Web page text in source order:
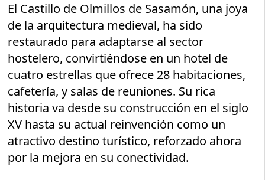
El Castillo de Olmillos de Sasamón, una joya
de la arquitectura medieval, ha sido
restaurado para adaptarse al sector
hostelero, convirtiéndose en un hotel de
cuatro estrellas que ofrece 28 habitaciones,
cafetería, y salas de reuniones. Su rica
historia va desde su construcción en el siglo
XV hasta su actual reinvención como un
atractivo destino turístico, reforzado ahora
por la mejora en su conectividad.